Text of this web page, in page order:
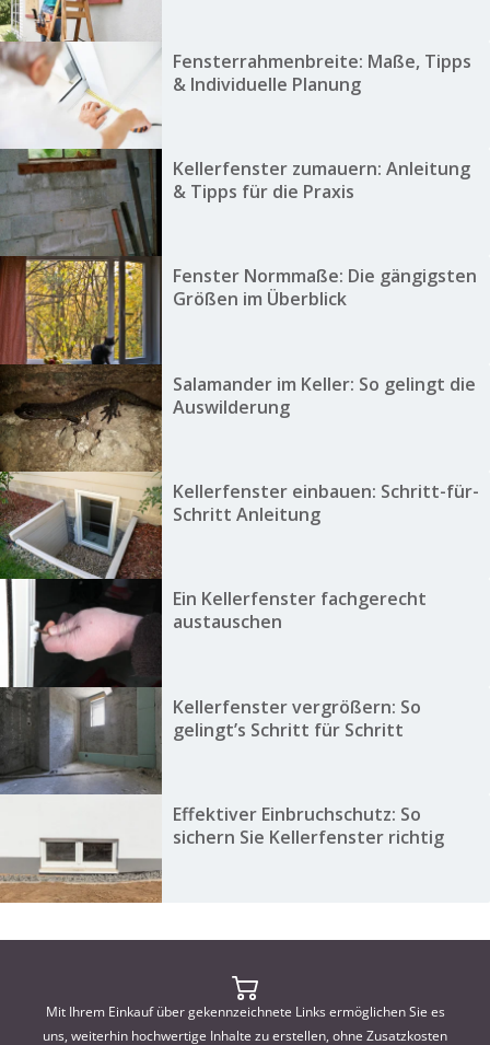
Fensterrahmenbreite: Maße, Tipps
& Individuelle Planung
Kellerfenster zumauern: Anleitung
& Tipps für die Praxis
Fenster Normmaße: Die gängigsten
Größen im Überblick
Salamander im Keller: So gelingt die
Auswilderung
Kellerfenster einbauen: Schritt-für-
Schritt Anleitung
Ein Kellerfenster fachgerecht
austauschen
Kellerfenster vergrößern: So
gelingt’s Schritt für Schritt
Effektiver Einbruchschutz: So
sichern Sie Kellerfenster richtig
Mit Ihrem Einkauf über gekennzeichnete Links ermöglichen Sie es
uns, weiterhin hochwertige Inhalte zu erstellen, ohne Zusatzkosten